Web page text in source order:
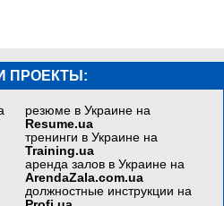
ПРОЕКТЫ:
резюме в Украине на
Resume.ua
тренинги в Украине на
Training.ua
аренда залов в Украине на
ArendaZala.com.ua
должностные инструкции на